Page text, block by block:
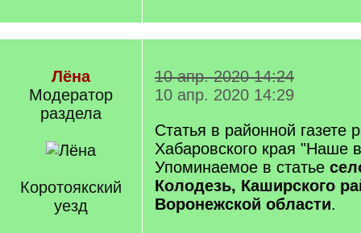
Лёна
Модератор
раздела
Коротоякский
уезд
10 апр. 2020 14:24
10 апр. 2020 14:29
Статья в районной газете
Хабаровского края "Наше
Упоминаемое в статье
Колодезь, Каширского
Воронежской области.